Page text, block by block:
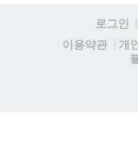
로그인
이용약관
개